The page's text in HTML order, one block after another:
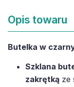
Opis towaru
Butelka w
Szklana
zakrętką ze